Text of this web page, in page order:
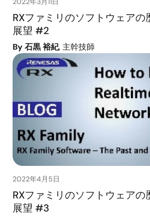
RXファミリのソフトウェアの
展望 #2
By 石黒 裕紀, 主幹技師
2022年4月5日
RXファミリのソフトウェアの
展望 #3